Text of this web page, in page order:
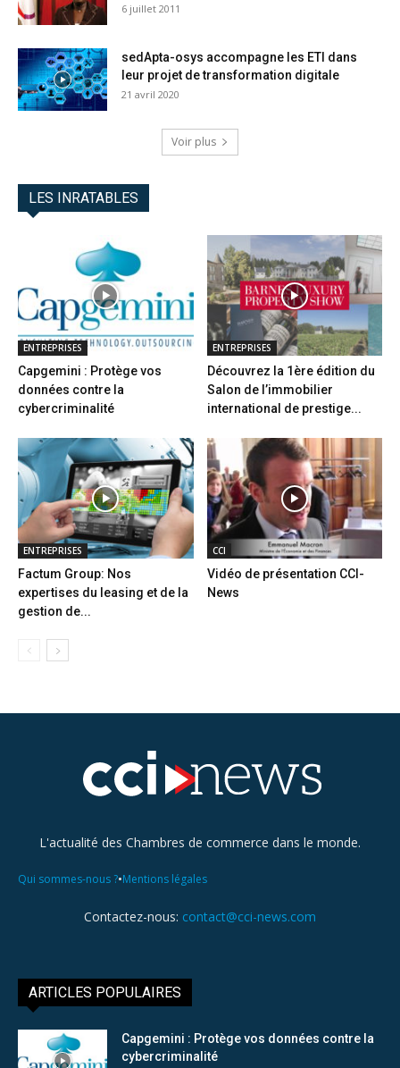
6 juillet 2011
sedApta-osys accompagne les ETI dans
leur projet de transformation digitale
21 avril 2020
Voir plus
LES INRATABLES
ENTREPRISES
Capgemini : Protège vos
données contre la
cybercriminalité
ENTREPRISES
Découvrez la 1ère édition du
Salon de l’immobilier
international de prestige...
ENTREPRISES
Factum Group: Nos
expertises du leasing et de la
gestion de...
CCI
Vidéo de présentation CCI-
News
L'actualité des Chambres de commerce dans le monde.
Qui sommes-nous ?•Mentions légales
Contactez-nous: contact@cci-news.com
ARTICLES POPULAIRES
Capgemini : Protège vos données contre la
cybercriminalité